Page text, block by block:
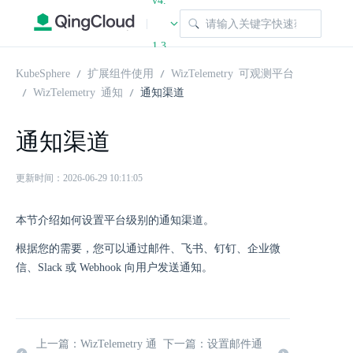
|
1.3
KubeSphere 扩展组件使用
WizTelemetry 可观测平台
WizTelemetry 通知
通知渠道
通知渠道
更新时间：2026-06-29 10:11:05
本节介绍如何设置平台级别的通知渠道。
根据您的需要，您可以通过邮件、飞书、钉钉、企业微
信、Slack 或 Webhook 向用户发送通知。
上一篇：WizTelemetry 通 下一篇：设置邮件通